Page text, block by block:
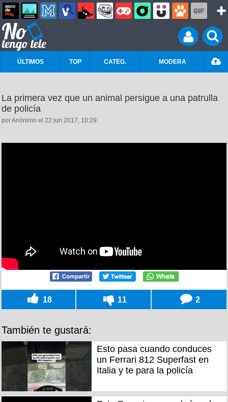
ÚLTIMOS TOP CATEG. MODERA
La primera vez que un animal persigue a una patrulla
de policía
por Anónimo el 22 jun 2017, 10:29
18 11 2
También te gustará:
Esto pasa cuando conduces
un Ferrari 812 Superfast en
Italia y te para la policía